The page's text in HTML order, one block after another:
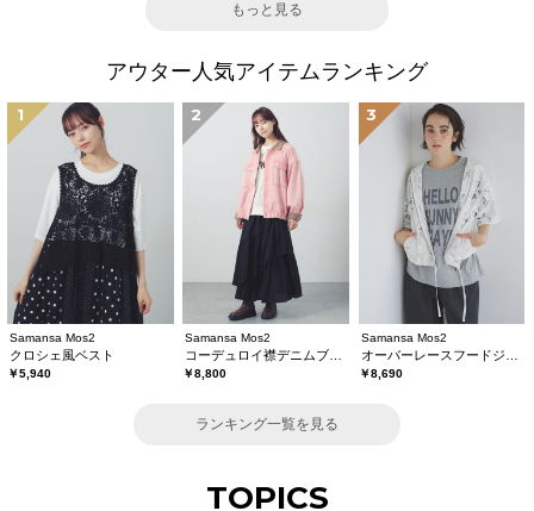
もっと見る
アウター人気アイテムランキング
1
Samansa Mos2
クロシェ風ベスト
￥5,940
2
Samansa Mos2
￥8,800
3
Samansa Mos2
￥8,690
ランキング一覧を見る
TOPICS